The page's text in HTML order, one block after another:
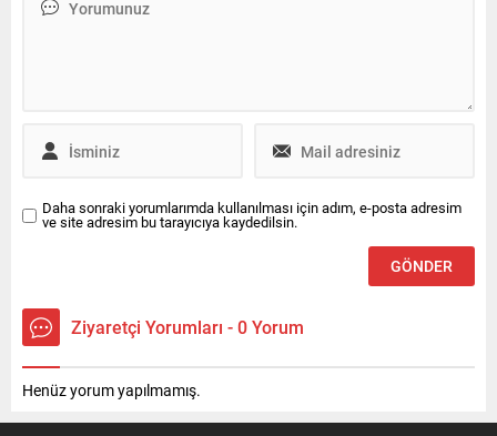
Daha sonraki yorumlarımda kullanılması için adım, e-posta adresim
ve site adresim bu tarayıcıya kaydedilsin.
Ziyaretçi Yorumları - 0 Yorum
Henüz yorum yapılmamış.